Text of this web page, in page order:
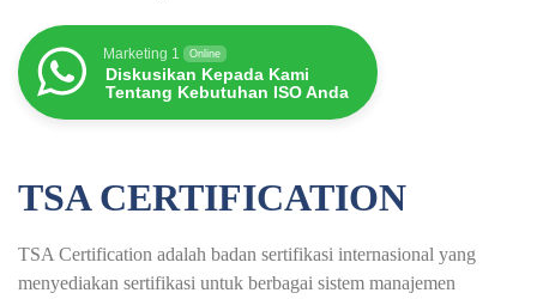
Marketing 1 Online
Diskusikan Kepada Kami
Tentang Kebutuhan ISO Anda
TSA CERTIFICATION
TSA Certification adalah badan sertifikasi internasional yang
menyediakan sertifikasi untuk berbagai sistem manajemen